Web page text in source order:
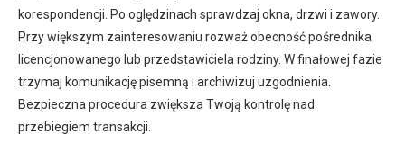
korespondencji. Po oględzinach sprawdzaj okna, drzwi i zawory.
Przy większym zainteresowaniu rozważ obecność pośrednika
licencjonowanego lub przedstawiciela rodziny. W finałowej fazie
trzymaj komunikację pisemną i archiwizuj uzgodnienia.
Bezpieczna procedura zwiększa Twoją kontrolę nad
przebiegiem transakcji.